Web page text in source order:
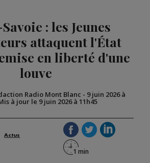
: les Jeunes
attaquent l'État
en liberté d'une
louve
Radio Mont Blanc - 9 juin 2026 à
à jour le 9 juin 2026 à 11h45
Actus